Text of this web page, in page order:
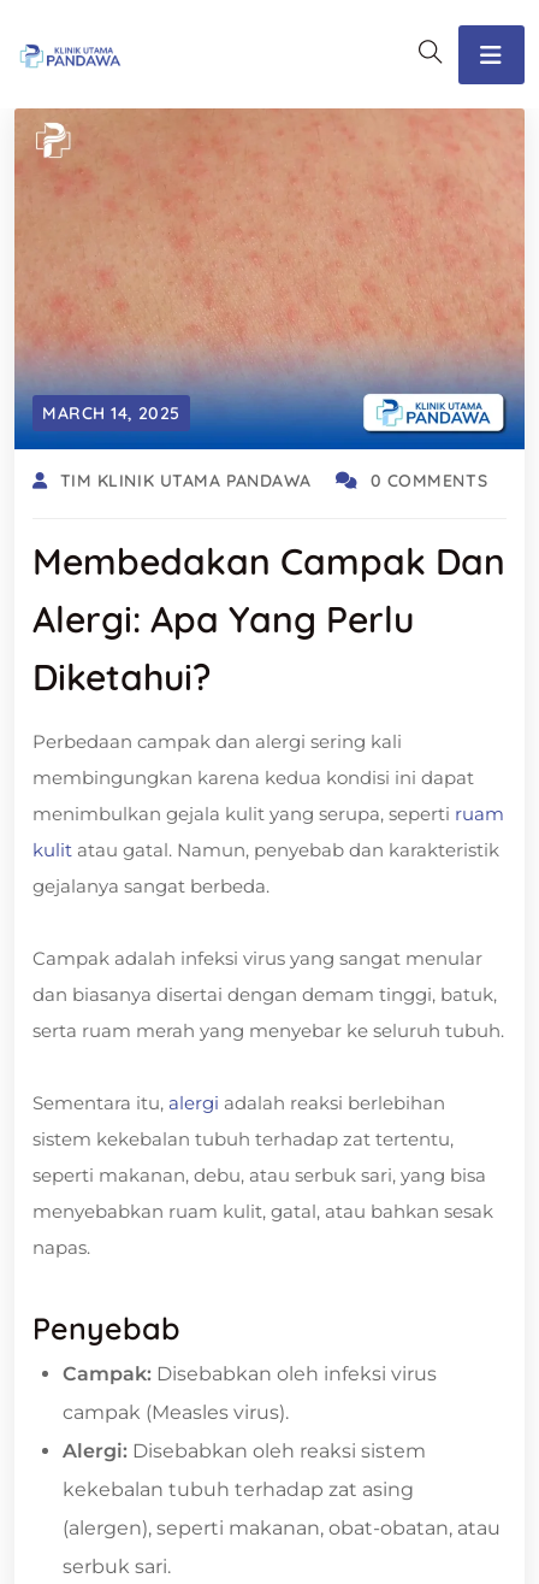
MARCH 14, 2025
TIM KLINIK UTAMA PANDAWA 0 COMMENTS
Membedakan Campak Dan
Alergi: Apa Yang Perlu
Diketahui?
Perbedaan campak dan alergi sering kali
membingungkan karena kedua kondisi ini dapat
menimbulkan gejala kulit yang serupa, seperti ruam
kulit atau gatal. Namun, penyebab dan karakteristik
gejalanya sangat berbeda.
Campak adalah infeksi virus yang sangat menular
dan biasanya disertai dengan demam tinggi, batuk,
serta ruam merah yang menyebar ke seluruh tubuh.
Sementara itu, alergi adalah reaksi berlebihan
sistem kekebalan tubuh terhadap zat tertentu,
seperti makanan, debu, atau serbuk sari, yang bisa
menyebabkan ruam kulit, gatal, atau bahkan sesak
napas.
Penyebab
Campak: Disebabkan oleh infeksi virus
campak (Measles virus).
Alergi: Disebabkan oleh reaksi sistem
kekebalan tubuh terhadap zat asing
(alergen), seperti makanan, obat-obatan, atau
serbuk sari.